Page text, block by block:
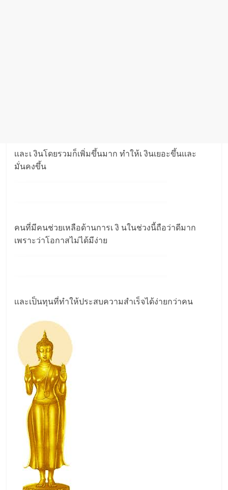
เเละเ งินโดยรวมก็เพิ่มขึ้นมาก ทำให้เ งินเยอะขึ้นเเละ
มั่นคงขึ้น
คนที่มีคนช่วยเหลือด้านการเ งิ นในช่วงนี้ถือว่าดีมาก
เพราะว่าโอกาสไม่ได้มีง่าย
เเละเป็นทุนที่ทำให้ประสบความสำเร็จได้ง่ายกว่าคน